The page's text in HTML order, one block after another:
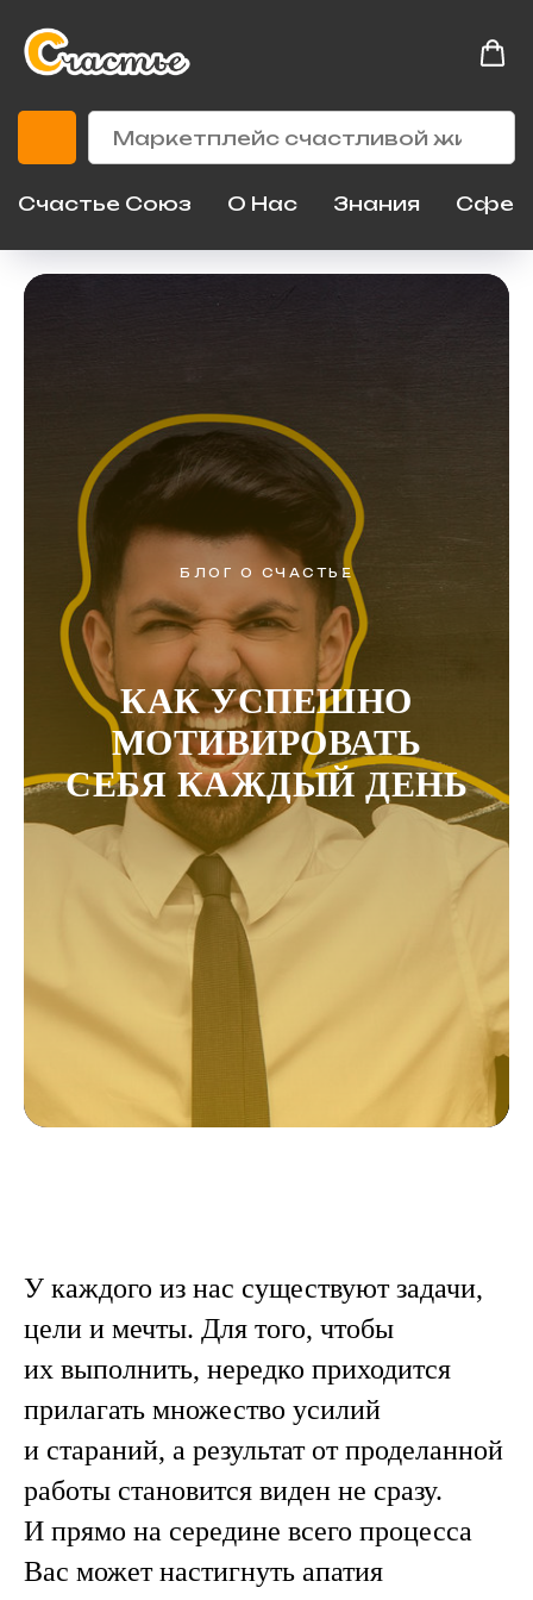
Счастье Союз О Нас Знания
БЛОГ О СЧАСТЬЕ
КАК УСПЕШНО
МОТИВИРОВАТЬ
СЕБЯ КАЖДЫЙ ДЕНЬ
У каждого из нас существуют задачи,
цели и мечты. Для того, чтобы
их выполнить, нередко приходится
прилагать множество усилий
и стараний, а результат от проделанной
работы становится виден не сразу.
И прямо на середине всего процесса
Вас может настигнуть апатия